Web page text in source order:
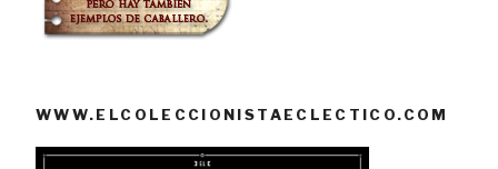
WWW.ELCOLECCIONISTAECLECTICO.COM